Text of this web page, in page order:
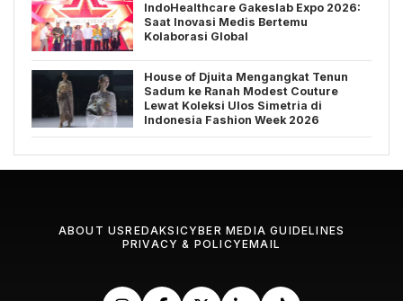
IndoHealthcare Gakeslab Expo 2026:
Saat Inovasi Medis Bertemu
Kolaborasi Global
House of Djuita Mengangkat Tenun
Sadum ke Ranah Modest Couture
Lewat Koleksi Ulos Simetria di
Indonesia Fashion Week 2026
ABOUT USREDAKSICYBER MEDIA GUIDELINES
PRIVACY & POLICYEMAIL